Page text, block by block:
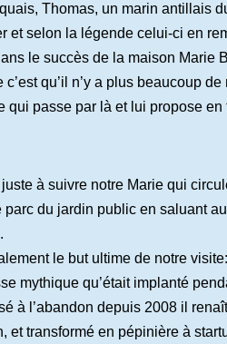
Thomas, un marin antillais
et selon la légende celui-ci en
le succès de la maison Marie
c’est qu’il n’y a plus beaucoup
qui passe par là et lui propose
à suivre notre Marie qui
parc du jardin public en saluant
le but ultime de notre
mythique qu’était implanté
à l’abandon depuis 2008 il
et transformé en pépinière à